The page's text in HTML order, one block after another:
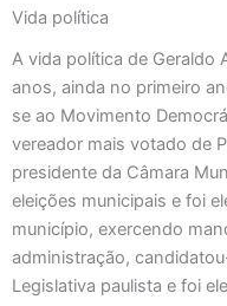
Vida política
A vida política de Geraldo
anos, ainda no primeiro
se ao Movimento
vereador mais votado de
presidente da Câmara
eleições municipais e foi
município, exercendo
administração,
Legislativa paulista e foi